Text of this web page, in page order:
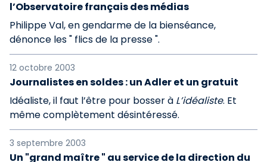
l’Observatoire français des médias
Philippe Val, en gendarme de la bienséance,
dénonce les " flics de la presse ".
12 octobre 2003
Journalistes en soldes : un Adler et un gratuit
Idéaliste, il faut l’être pour bosser à L’idéaliste. Et
même complètement désintéressé.
3 septembre 2003
Un "grand maître " au service de la direction du